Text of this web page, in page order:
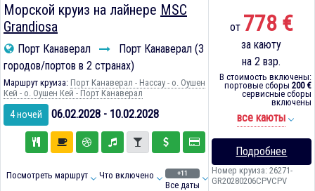
Морской круиз на лайнере MSC
Grandiosa
Порт Канаверал
Порт Канаверал (3
городов/портов в 2 странах)
Маршрут круиза: Порт Канаверал - Нассау - о. Оушен
Кей - о. Оушен Кей - Порт Канаверал
4 ночей 06.02.2028 - 10.02.2028
Посмотреть маршрут Что включено +11
Все даты
от 778 €
за каюту
на 2 взр.
В стоимость включены:
портовые сборы 200 €
сервисные сборы
включены
все каюты
Подробнее
Номер круиза: 26271-
GR20280206CPVCPV